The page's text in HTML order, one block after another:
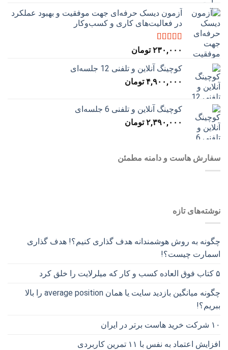
بود.
آزمون دیسک حرفه‌ای جهت موفقیت و بهبود عملکرد
در فعالیت‌های کاری و کسب‌و‌کار
نمره 5.00از ۲۳۰,۰۰۰ تومان
کوچینگ آنلاین و تلفنی 12 جلسه‌ای
۴,۹۰۰,۰۰۰ تومان
کوچینگ آنلاین و تلفنی 6 جلسه‌ای
۲,۳۹۰,۰۰۰ تومان
سفارش هاست و دامنه مطمئن
نوشته‌های تازه
چگونه به روش هوشمندانه هدف گذاری کنیم؟! هدف گذاری
اسمارت چیست؟!
۵ کتاب فوق العاده کسب و کار که میلرلایت را خلق کرد
چگونه میانگین بازدید سایت یا همان average position را بالا
ببریم؟!
۱۰ شرکت خرید هاست برتر در ایران
افزایش اعتماد به نفس با ۱۱ تمرین کاربردی